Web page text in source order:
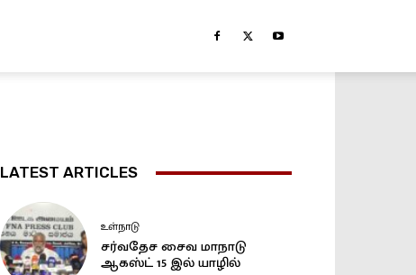
LATEST ARTICLES
உள்நாடு
சர்வதேச சைவ மாநாடு
ஆகஸ்ட் 15 இல் யாழில்